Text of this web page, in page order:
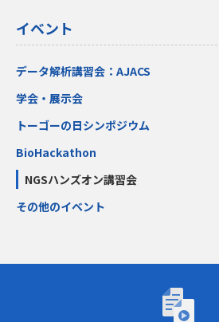
イベント
データ解析講習会：AJACS
学会・展示会
トーゴーの日シンポジウム
BioHackathon
NGSハンズオン講習会
その他のイベント
トーゴーの日シンポジウ